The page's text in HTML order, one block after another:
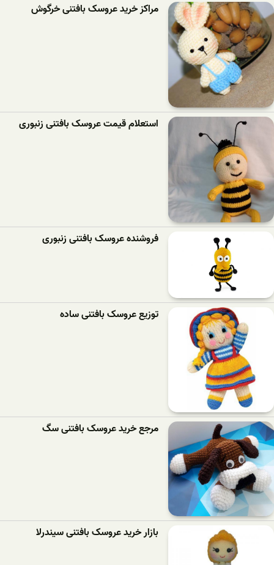
مراکز خرید عروسک بافتنی خرگوش
استعلام قیمت عروسک بافتنی زنبوری
فروشنده عروسک بافتنی زنبوری
توزیع عروسک بافتنی ساده
مرجع خرید عروسک بافتنی سگ
بازار خرید عروسک بافتنی سیندرلا